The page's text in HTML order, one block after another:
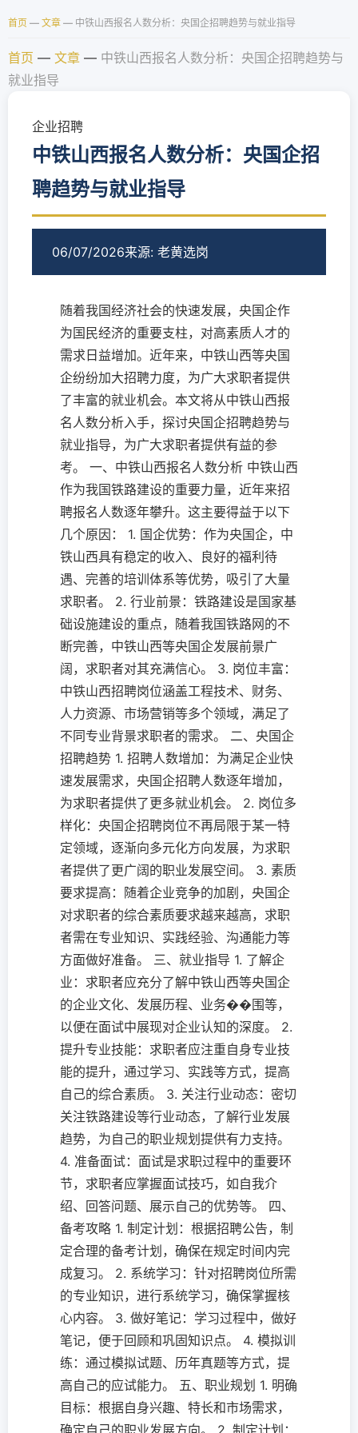
首页 — 文章 — 中铁山西报名人数分析：央国企招聘趋势与就业指导
首页 — 文章 — 中铁山西报名人数分析：央国企招聘趋势与
就业指导
企业招聘
中铁山西报名人数分析：央国企招
聘趋势与就业指导
06/07/2026来源: 老黄选岗
随着我国经济社会的快速发展，央国企作
为国民经济的重要支柱，对高素质人才的
需求日益增加。近年来，中铁山西等央国
企纷纷加大招聘力度，为广大求职者提供
了丰富的就业机会。本文将从中铁山西报
名人数分析入手，探讨央国企招聘趋势与
就业指导，为广大求职者提供有益的参
考。 一、中铁山西报名人数分析 中铁山西
作为我国铁路建设的重要力量，近年来招
聘报名人数逐年攀升。这主要得益于以下
几个原因： 1. 国企优势：作为央国企，中
铁山西具有稳定的收入、良好的福利待
遇、完善的培训体系等优势，吸引了大量
求职者。 2. 行业前景：铁路建设是国家基
础设施建设的重点，随着我国铁路网的不
断完善，中铁山西等央国企发展前景广
阔，求职者对其充满信心。 3. 岗位丰富：
中铁山西招聘岗位涵盖工程技术、财务、
人力资源、市场营销等多个领域，满足了
不同专业背景求职者的需求。 二、央国企
招聘趋势 1. 招聘人数增加：为满足企业快
速发展需求，央国企招聘人数逐年增加，
为求职者提供了更多就业机会。 2. 岗位多
样化：央国企招聘岗位不再局限于某一特
定领域，逐渐向多元化方向发展，为求职
者提供了更广阔的职业发展空间。 3. 素质
要求提高：随着企业竞争的加剧，央国企
对求职者的综合素质要求越来越高，求职
者需在专业知识、实践经验、沟通能力等
方面做好准备。 三、就业指导 1. 了解企
业：求职者应充分了解中铁山西等央国企
的企业文化、发展历程、业务��围等，
以便在面试中展现对企业认知的深度。 2.
提升专业技能：求职者应注重自身专业技
能的提升，通过学习、实践等方式，提高
自己的综合素质。 3. 关注行业动态：密切
关注铁路建设等行业动态，了解行业发展
趋势，为自己的职业规划提供有力支持。
4. 准备面试：面试是求职过程中的重要环
节，求职者应掌握面试技巧，如自我介
绍、回答问题、展示自己的优势等。 四、
备考攻略 1. 制定计划：根据招聘公告，制
定合理的备考计划，确保在规定时间内完
成复习。 2. 系统学习：针对招聘岗位所需
的专业知识，进行系统学习，确保掌握核
心内容。 3. 做好笔记：学习过程中，做好
笔记，便于回顾和巩固知识点。 4. 模拟训
练：通过模拟试题、历年真题等方式，提
高自己的应试能力。 五、职业规划 1. 明确
目标：根据自身兴趣、特长和市场需求，
确定自己的职业发展方向。 2. 制定计划：